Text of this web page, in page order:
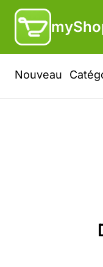
Nouveau